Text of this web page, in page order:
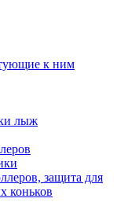
к ним
лыж
защита для
коньков